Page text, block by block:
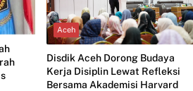
Aceh
Disdik Aceh Dorong Budaya
Kerja Disiplin Lewat Refleksi
Bersama Akademisi Harvard